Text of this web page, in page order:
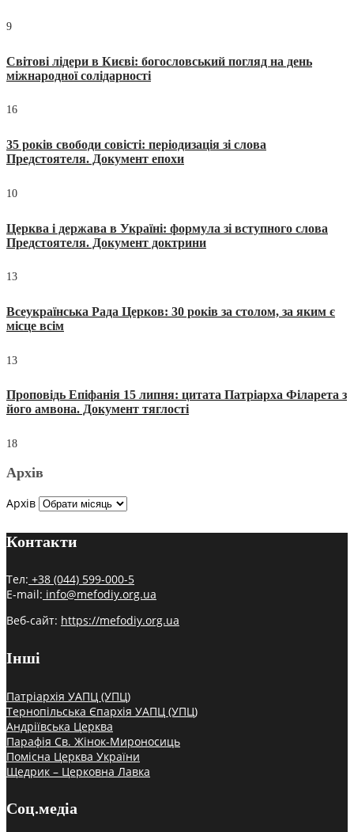
9
Світові лідери в Києві: богословський погляд на день
міжнародної солідарності
16
35 років свободи совісті: періодизація зі слова
Предстоятеля. Документ епохи
10
Церква і держава в Україні: формула зі вступного слова
Предстоятеля. Документ доктрини
13
Всеукраїнська Рада Церков: 30 років за столом, за яким є
місце всім
13
Проповідь Епіфанія 15 липня: цитата Патріарха Філарета з
його амвона. Документ тяглості
18
Архів
Архів
Контакти
Тел: +38 (044) 599-000-5
E-mail: info@mefodiy.org.ua
Веб-сайт: https://mefodiy.org.ua
Інші
Патріархія УАПЦ (УПЦ)
Тернопільська Єпархія УАПЦ (УПЦ)
Андріївська Церква
Парафія Св. Жінок-Мироносиць
Помісна Церква України
Щедрик – Церковна Лавка
Соц.медіа